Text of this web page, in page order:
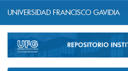
navigation
UNIVERSIDAD FRANCISCO GAVIDIA